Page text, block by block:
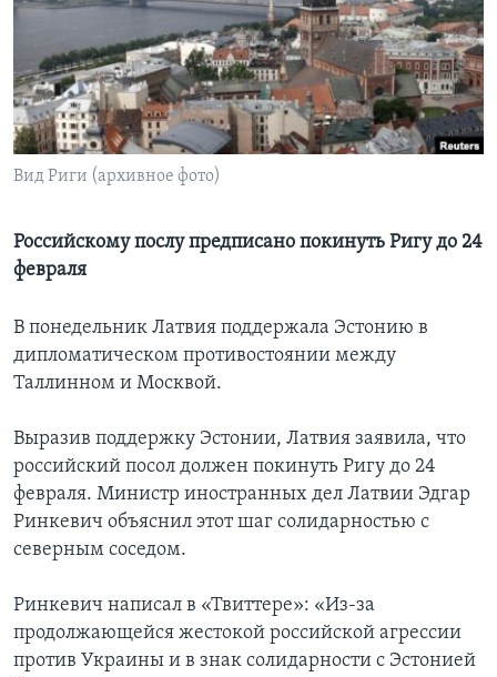
Learning English
СОЦИАЛЬНЫЕ СЕТИ
Вид Риги (архивное фото)
Российскому послу предписано покинуть Ригу до 24
февраля
В понедельник Латвия поддержала Эстонию в
дипломатическом противостоянии между
Таллинном и Москвой.
Выразив поддержку Эстонии, Латвия заявила, что
российский посол должен покинуть Ригу до 24
февраля. Министр иностранных дел Латвии Эдгар
Ринкевич объяснил этот шаг солидарностью с
северным соседом.
Ринкевич написал в «Твиттере»: «Из-за
продолжающейся жестокой российской агрессии
против Украины и в знак солидарности с Эстонией